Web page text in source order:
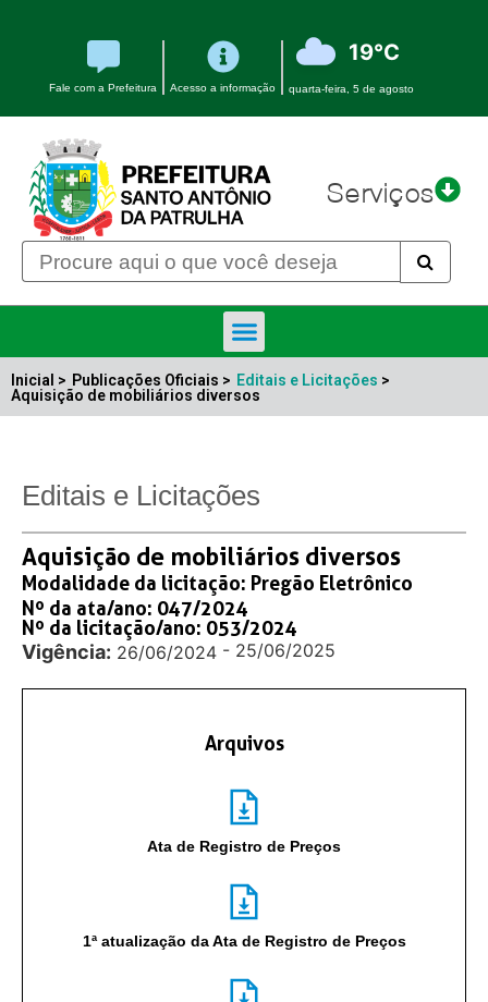
Fale com a Prefeitura Acesso a informação
19°C
quarta-feira, 5 de agosto
Serviços
Inicial > Publicações Oficiais > Editais e Licitações >
Aquisição de mobiliários diversos
Editais e Licitações
Aquisição de mobiliários diversos
Modalidade da licitação: Pregão Eletrônico
Nº da ata/ano: 047/2024
Nº da licitação/ano: 053/2024
Vigência: 26/06/2024 - 25/06/2025
Arquivos
Ata de Registro de Preços
1ª atualização da Ata de Registro de Preços